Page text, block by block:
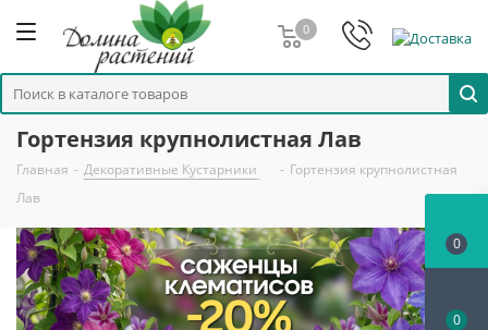
0
Гортензия крупнолистная Лав
Главная - Декоративные Кустарники - Гортензия крупнолистная
Лав
0
0